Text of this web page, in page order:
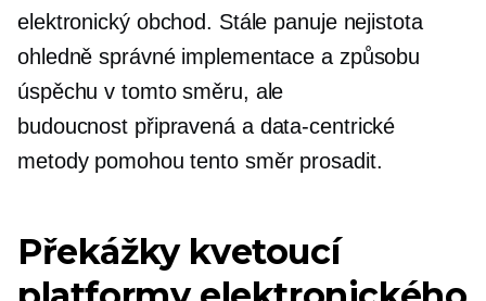
elektronický obchod. Stále panuje nejistota
ohledně správné implementace a způsobu
úspěchu v tomto směru, ale
budoucnost připravenáa data-centrické
metody pomohou tento směr prosadit.
Překážky kvetoucí